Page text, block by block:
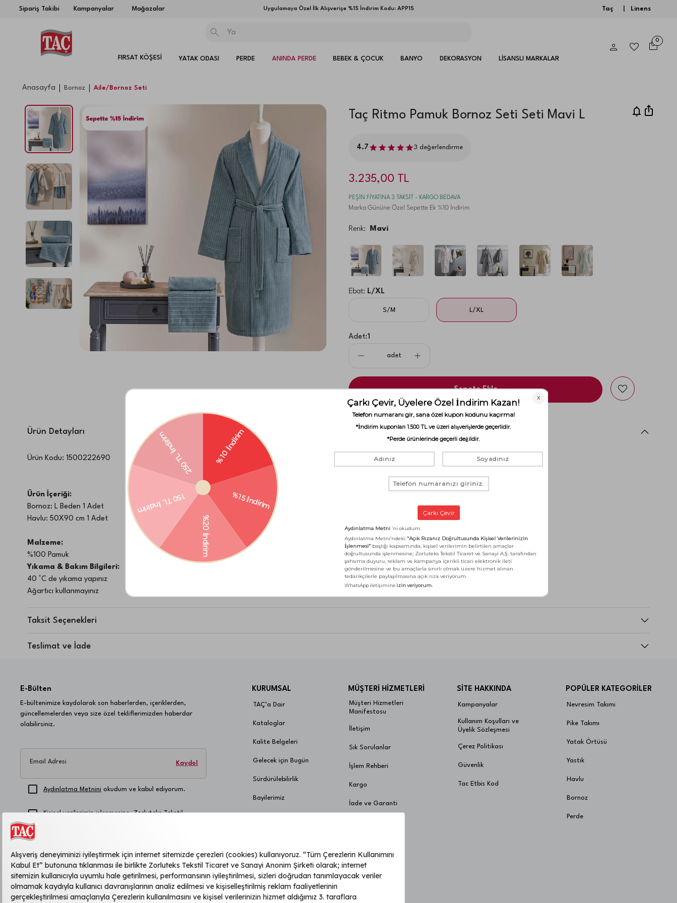
Sipariş Takibi Kampanyalar Mağazalar Uygulamaya Özel İlk Alışverişe %15 İndirim Kodu: APP15 Taç Linens
FIRSAT KÖŞESİ YATAK ODASI PERDE ANINDA PERDE BEBEK & ÇOCUK BANYO DEKORASYON LİSANSLI MARKALAR
0
Anasayfa Bornoz Aile/Bornoz Seti
Taç Ritmo Pamuk Bornoz Seti Seti Mavi L
4.7 3 değerlendirme
3.235,00 TL
PEŞİN FİYATINA 3 TAKSİT - KARGO BEDAVA
Marka Gününe Özel Sepette Ek %10 İndirim
Renk: Mavi
Ebat: L/XL
S/M L/XL
Adet:1
adet
Sepete Ekle
Ürün Detayları
Ürün Kodu: 1500222690
Ürün İçeriği:
Bornoz: L Beden 1 Adet
Havlu: 50X90 cm 1 Adet
Malzeme:
%100 Pamuk
Yıkama & Bakım Bilgileri:
40 °C de yıkama yapınız
Ağartıcı kullanmayınız
Taksit Seçenekleri
Teslimat ve İade
E-Bülten
E-bültenimize kaydolarak son haberlerden, içeriklerden,
güncellemelerden veya size özel tekliflerimizden haberdar
olabilirsiniz.
Email Adresi Kaydol
Aydınlatma Metnini okudum ve kabul ediyorum.
Kişisel verilerimin işlenmesine, Zorluteks Tekstil
kullanılmasına, saklanmasına ve yurtdışı ve/veya
yurtiçi hizmet sağlayıcı üçüncü kişilerle paylaşılmasına
açık rıza veriyorum .
KURUMSAL
TAÇ’a Dair
Kataloglar
Kalite Belgeleri
Gelecek için Bugün
Sürdürülebilirlik
Bayilerimiz
MÜŞTERİ HİZMETLERİ
Müşteri Hizmetleri
Manifestosu
İletişim
Sık Sorulanlar
İşlem Rehberi
Kargo
İade ve Garanti
SİTE HAKKINDA
Kampanyalar
Kullanım Koşulları ve
Üyelik Sözleşmesi
Çerez Politikası
Güvenlik
Tac Etbis Kod
POPÜLER KATEGORİLER
Nevresim Takımı
Pike Takımı
Yatak Örtüsü
Yastık
Havlu
Bornoz
Perde